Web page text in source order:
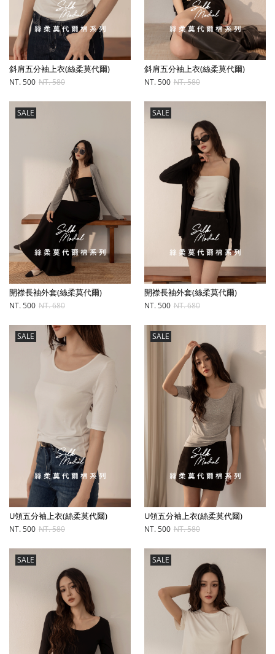
斜肩五分袖上衣(絲柔莫代爾)
NT. 500 NT. 580
斜肩五分袖上衣(絲柔莫代爾)
NT. 500 NT. 580
SALE
開襟長袖外套(絲柔莫代爾)
NT. 500 NT. 680
SALE
開襟長袖外套(絲柔莫代爾)
NT. 500 NT. 680
SALE
U領五分袖上衣(絲柔莫代爾)
NT. 500 NT. 580
SALE
U領五分袖上衣(絲柔莫代爾)
NT. 500 NT. 580
SALE SALE